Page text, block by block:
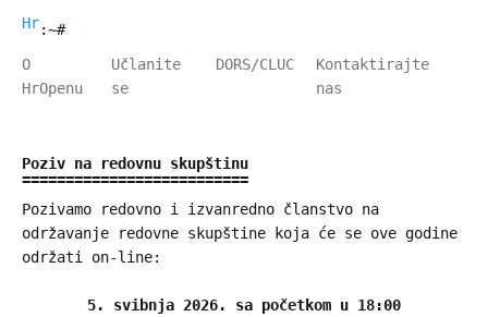
HrOpen
:~#
O
HrOpenu
Učlanite
se
DORS/CLUC
Kontaktirajte
nas
Poziv na redovnu skupštinu
Pozivamo redovno i izvanredno članstvo na
održavanje redovne skupštine koja će se ove godine
održati on-line:
5. svibnja 2026. sa početkom u 18:00